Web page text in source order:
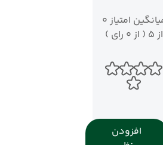
میانگین امتیاز 0
از 5 ( از 0 رای )
افزودن